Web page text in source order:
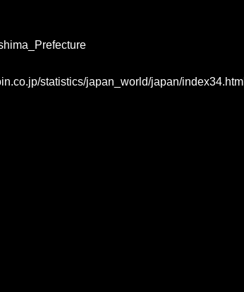
statistics/japan_world/japan/index34.html